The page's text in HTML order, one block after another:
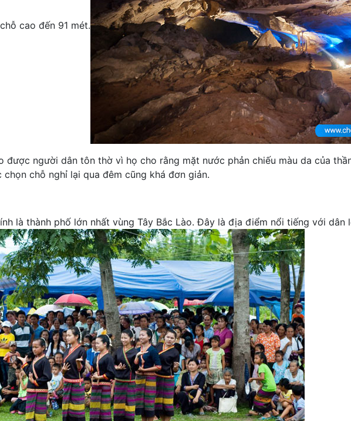
cao đến 91 mét.
được người dân tôn thờ vì họ cho rằng mặt nước phản chiếu màu da của
chỗ nghỉ lại qua đêm cũng khá đơn giản.
là thành phố lớn nhất vùng Tây Bắc Lào. Đây là địa điểm nổi tiếng với